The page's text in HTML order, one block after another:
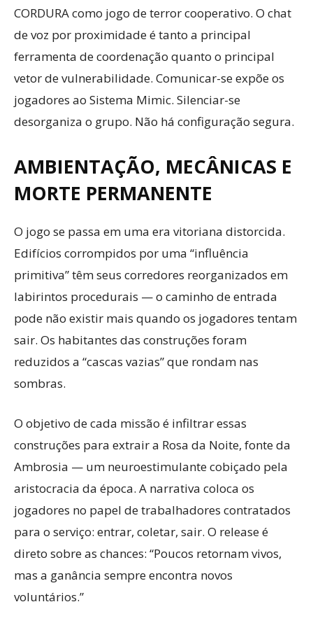
CORDURA como jogo de terror cooperativo. O chat
de voz por proximidade é tanto a principal
ferramenta de coordenação quanto o principal
vetor de vulnerabilidade. Comunicar-se expõe os
jogadores ao Sistema Mimic. Silenciar-se
desorganiza o grupo. Não há configuração segura.
AMBIENTAÇÃO, MECÂNICAS E
MORTE PERMANENTE
O jogo se passa em uma era vitoriana distorcida.
Edifícios corrompidos por uma “influência
primitiva” têm seus corredores reorganizados em
labirintos procedurais — o caminho de entrada
pode não existir mais quando os jogadores tentam
sair. Os habitantes das construções foram
reduzidos a “cascas vazias” que rondam nas
sombras.
O objetivo de cada missão é infiltrar essas
construções para extrair a Rosa da Noite, fonte da
Ambrosia — um neuroestimulante cobiçado pela
aristocracia da época. A narrativa coloca os
jogadores no papel de trabalhadores contratados
para o serviço: entrar, coletar, sair. O release é
direto sobre as chances: “Poucos retornam vivos,
mas a ganância sempre encontra novos
voluntários.”